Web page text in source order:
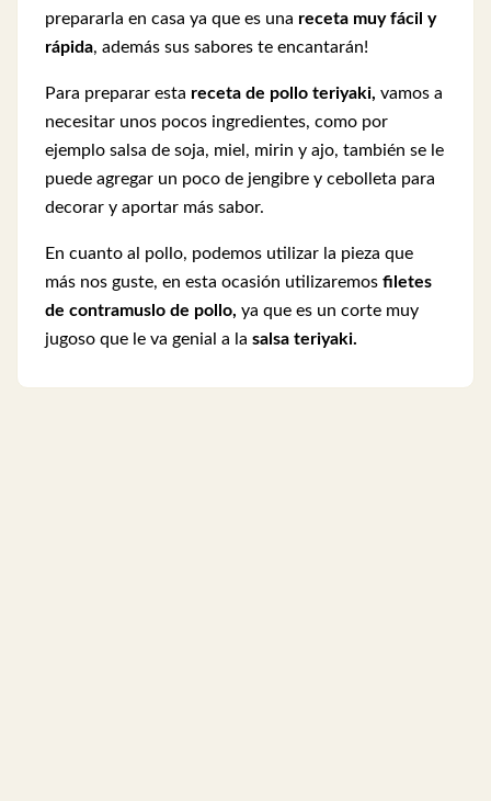
prepararla en casa ya que es una receta muy fácil y
rápida, además sus sabores te encantarán!
Para preparar esta receta de pollo teriyaki, vamos a
necesitar unos pocos ingredientes, como por
ejemplo salsa de soja, miel, mirin y ajo, también se le
puede agregar un poco de jengibre y cebolleta para
decorar y aportar más sabor.
En cuanto al pollo, podemos utilizar la pieza que
más nos guste, en esta ocasión utilizaremos filetes
de contramuslo de pollo, ya que es un corte muy
jugoso que le va genial a la salsa teriyaki.